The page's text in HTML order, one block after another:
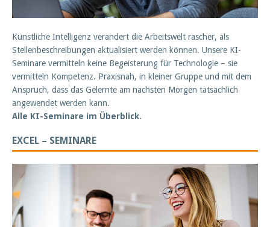
Künstliche Intelligenz verändert die Arbeitswelt rascher, als
Stellenbeschreibungen aktualisiert werden können. Unsere KI-
Seminare vermitteln keine Begeisterung für Technologie – sie
vermitteln Kompetenz. Praxisnah, in kleiner Gruppe und mit dem
Anspruch, dass das Gelernte am nächsten Morgen tatsächlich
angewendet werden kann.
Alle KI-Seminare im Überblick.
EXCEL – SEMINARE